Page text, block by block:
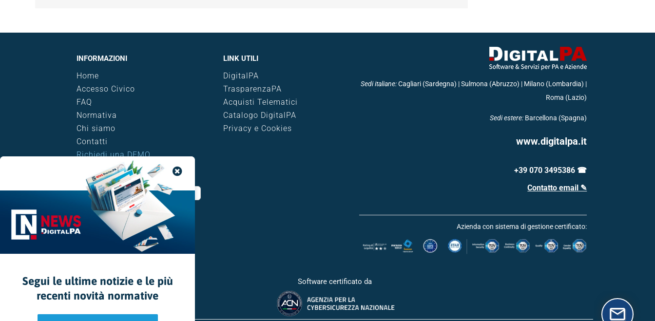
INFORMAZIONI
Home
Accesso Civico
FAQ
Normativa
Chi siamo
Contatti
Richiedi una DEMO
CERCA NEL SITO
Search
LINK UTILI
DigitalPA
TrasparenzaPA
Acquisti Telematici
Catalogo DigitalPA
Privacy e Cookies
Sedi italiane:Cagliari (Sardegna) | Sulmona (Abruzzo) | Milano (Lombardia) |
Roma (Lazio)
Sedi estere: Barcellona (Spagna)
www.digitalpa.it
+39 070 3495386 ☎
Contatto email ✎
Azienda con sistema di gestione certificato:
Software certificato da
Segui le ultime notizie e le più
recenti novità normative